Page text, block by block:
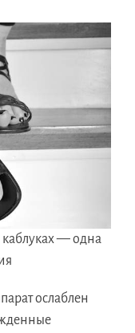
— одна
ослаблен